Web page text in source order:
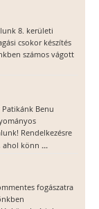
8. kerületi
csokor készítés
számos vágott
Patikánk Benu
Rendelkezésre
ahol könn ...
fogászatra